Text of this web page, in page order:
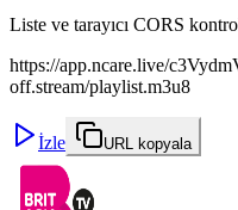
Liste ve tarayıcı CORS
https://app.ncare.live/
off.stream/playlist.m3u8
İzle URL kopyala